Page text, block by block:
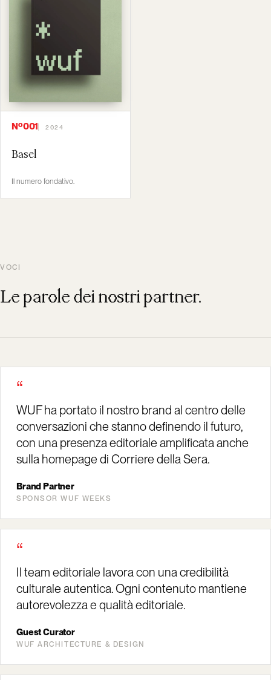
Nº001 2024
Basel
Il numero fondativo.
VOCI
Le parole dei nostri partner.
“
WUF ha portato il nostro brand al centro delle
conversazioni che stanno definendo il futuro,
con una presenza editoriale amplificata anche
sulla homepage di Corriere della Sera.
Brand Partner
SPONSOR WUF WEEKS
“
Il team editoriale lavora con una credibilità
culturale autentica. Ogni contenuto mantiene
autorevolezza e qualità editoriale.
Guest Curator
WUF ARCHITECTURE & DESIGN